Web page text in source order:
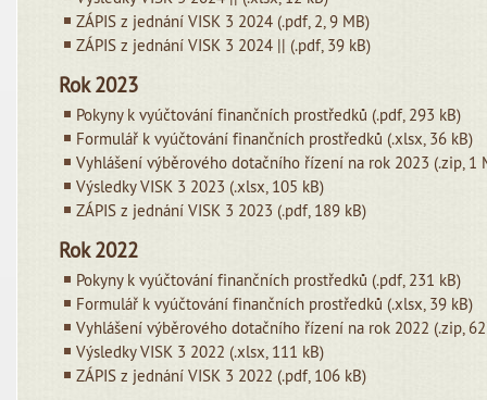
ZÁPIS z jednání VISK 3 2024 (.pdf, 2, 9 MB)
ZÁPIS z jednání VISK 3 2024 || (.pdf, 39 kB)
Rok 2023
Pokyny k vyúčtování finančních prostředků (.pdf, 293 kB)
Formulář k vyúčtování finančních prostředků (.xlsx, 36 kB)
Vyhlášení výběrového dotačního řízení na rok 2023 (.zip, 1
Výsledky VISK 3 2023 (.xlsx, 105 kB)
ZÁPIS z jednání VISK 3 2023 (.pdf, 189 kB)
Rok 2022
Pokyny k vyúčtování finančních prostředků (.pdf, 231 kB)
Formulář k vyúčtování finančních prostředků (.xlsx, 39 kB)
Vyhlášení výběrového dotačního řízení na rok 2022 (.zip,
Výsledky VISK 3 2022 (.xlsx, 111 kB)
ZÁPIS z jednání VISK 3 2022 (.pdf, 106 kB)